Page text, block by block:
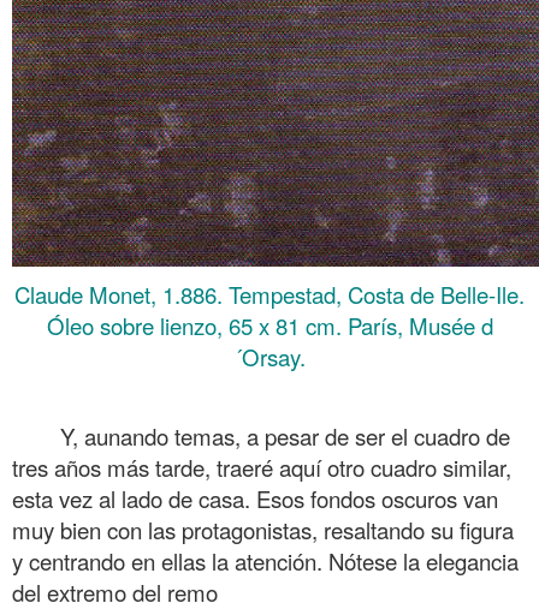
Claude Monet, 1.886. Tempestad, Costa de Belle-Ile.
Óleo sobre lienzo, 65 x 81 cm. París, Musée d
´Orsay.
Y, aunando temas, a pesar de ser el cuadro de
tres años más tarde, traeré aquí otro cuadro similar,
esta vez al lado de casa. Esos fondos oscuros van
muy bien con las protagonistas, resaltando su figura
y centrando en ellas la atención. Nótese la elegancia
del extremo del remo